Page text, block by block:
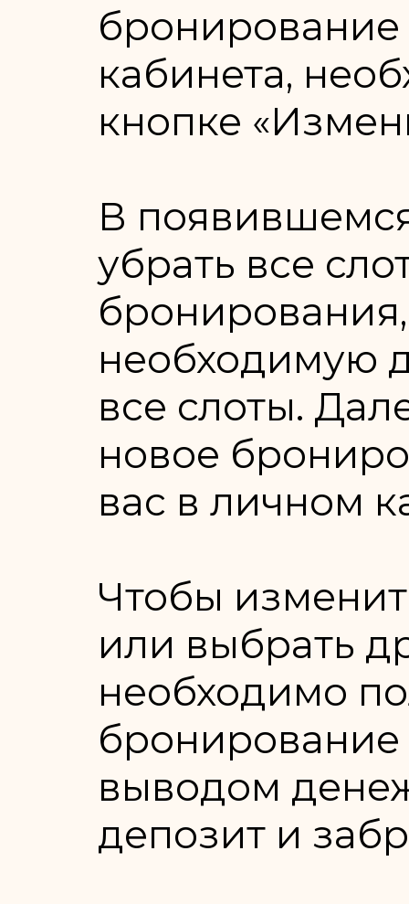
бронирование
кабинета,
кнопке
В
убрать все
необходимую
все слоты.
новое
вас в личном
Чтобы
или выбрать
необходимо
бронирование
выводом
депозит и